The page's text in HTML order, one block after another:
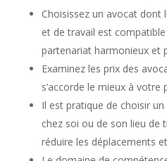
Choisissez un avocat
et de travail est
partenariat harmonieux et
Examinez les prix des
s’accorde le mieux à votre
Il est pratique de choisir
chez soi ou de son lieu de
réduire les déplacements